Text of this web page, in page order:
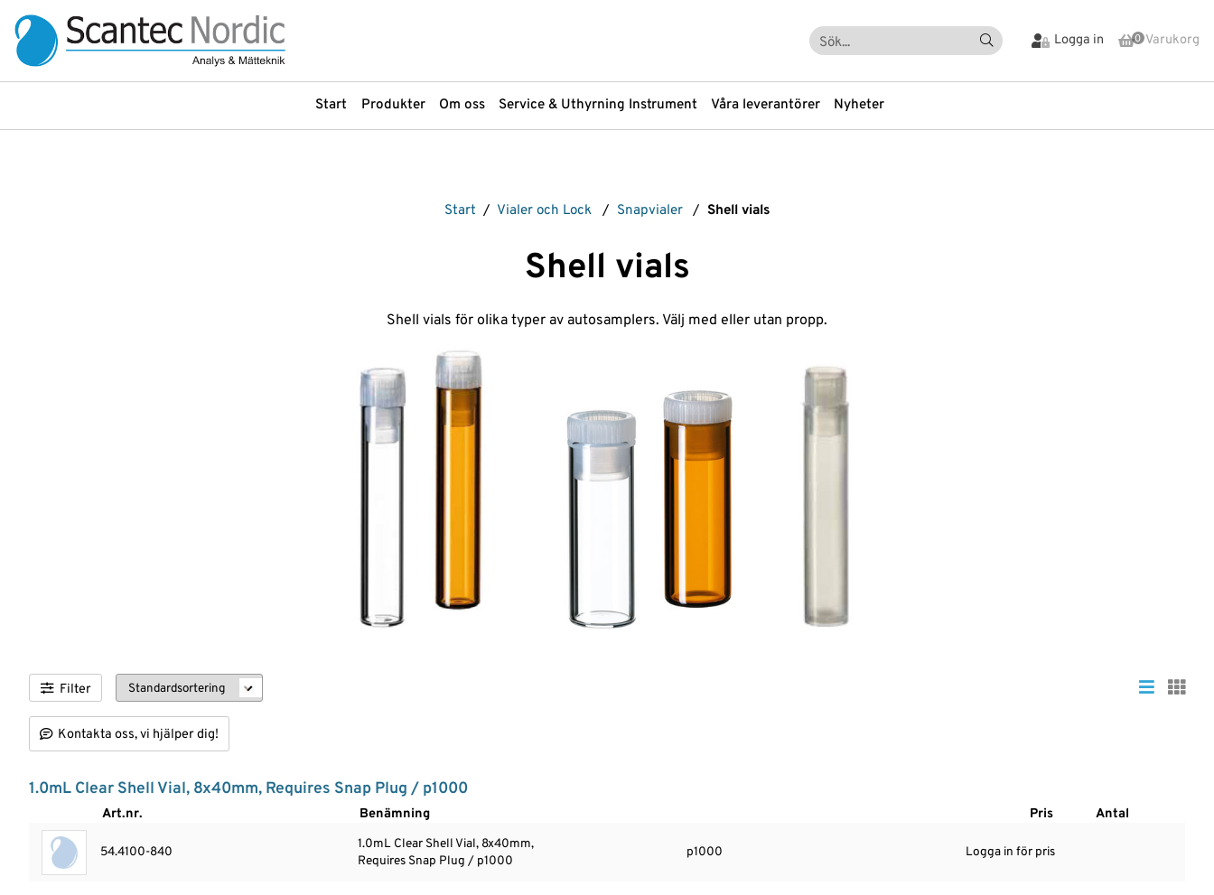
Logga in 0 Varukorg
Start Produkter Om oss Service & Uthyrning Instrument Våra leverantörer Nyheter
Luftprovtagning
PFAS-analys
Plattinstrument
Strålningsmätare
Start / Vialer och Lock / Snapvialer / Shell vials
Shell vials
Shell vials för olika typer av autosamplers. Välj med eller utan propp.
Filter
1.0mL Clear Shell Vial, 8x40mm, Requires Snap Plug / p1000
Art.nr. Benämning Pris Antal
54.4100-840
1.0mL Clear Shell Vial, 8x40mm,
Requires Snap Plug / p1000
p1000 Logga in för pris
Kontakta oss, vi hjälper dig!